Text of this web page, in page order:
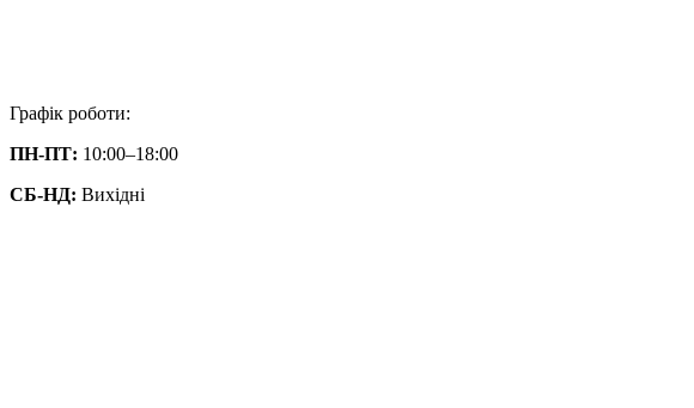
Графік роботи:
ПН-ПТ: 10:00–18:00
СБ-НД: Вихідні